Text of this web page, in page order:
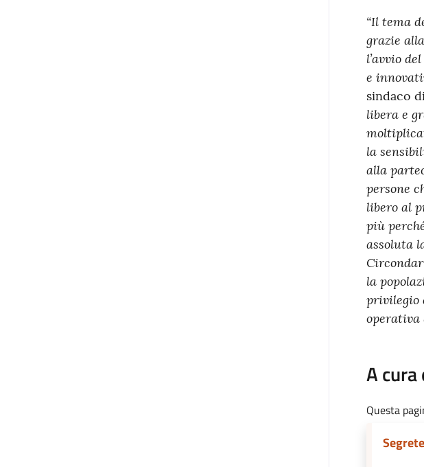
“Il tema
grazie
l’avvio
e
sindaco
libera e
la
alla
persone
libero al
più
assoluta
la
privilegio
operativa
A cura
Questa